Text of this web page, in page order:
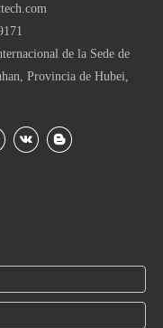
de la Sede de
Provincia de Hubei,